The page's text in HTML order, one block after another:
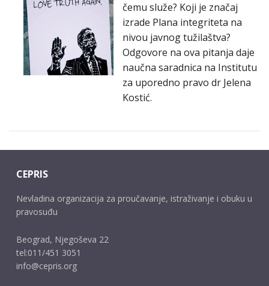
čemu služe? Koji je značaj
izrade Plana integriteta na
nivou javnog tužilaštva?
Odgovore na ova pitanja daje
naučna saradnica na Institutu
za uporedno pravo dr Jelena
Kostić.
CEPRIS
Nevladina organizacija za proučavanje, istraživanje i obuku u
pravosuđu
Beograd, Njegoševa 22
tel:011/451 3051
info@cepris.org